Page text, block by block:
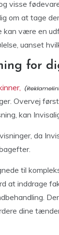
visse
om at tage
være en
uanset
for
Overvej
kan
da
til
at inddrage
dine